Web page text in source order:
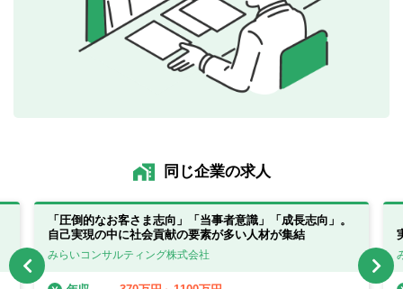
同じ企業の求人
「圧倒的なお客さま志向」「当事者意識」「成長志向」。
自己実現の中に社会貢献の要素が多い人材が集結
みらいコンサルティング株式会社